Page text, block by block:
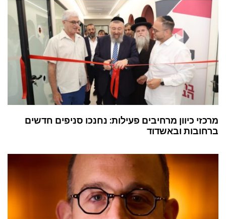
מרכזי כיוון מרחיבים פעילות: נחנכו סניפים חדשים
ברחובות ובאשדוד